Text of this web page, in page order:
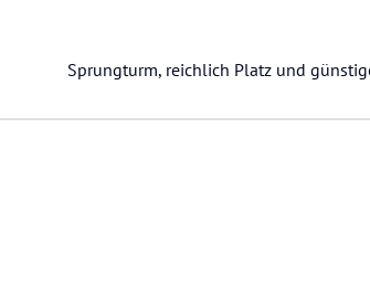
Sprungturm, reichlich Platz und